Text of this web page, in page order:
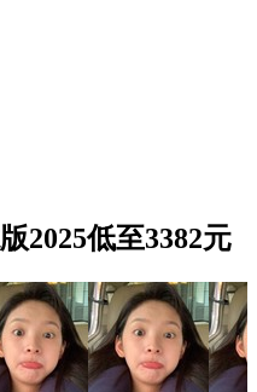
2025低至3382元